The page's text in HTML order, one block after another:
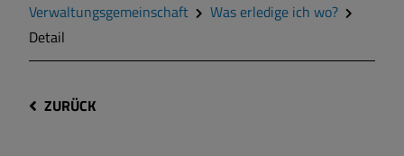
Verwaltungsgemeinschaft
Was erledige ich wo?
Detail
ZURÜCK